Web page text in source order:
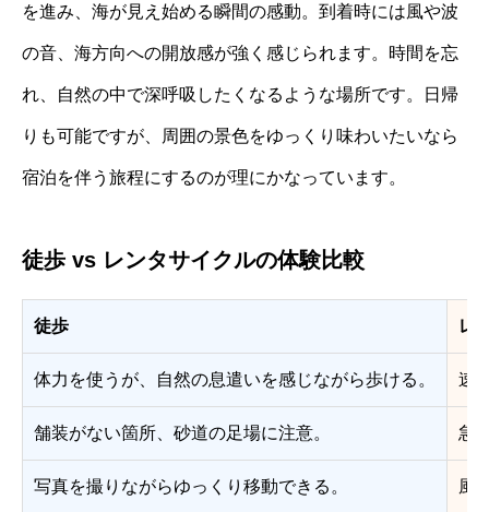
を進み、海が見え始める瞬間の感動。到着時には風や波
の音、海方向への開放感が強く感じられます。時間を忘
れ、自然の中で深呼吸したくなるような場所です。日帰
りも可能ですが、周囲の景色をゆっくり味わいたいなら
宿泊を伴う旅程にするのが理にかなっています。
徒歩 vs レンタサイクルの体験比較
徒歩 レ
体力を使うが、自然の息遣いを感じながら歩ける。 速
舗装がない箇所、砂道の足場に注意。 急
写真を撮りながらゆっくり移動できる。 風